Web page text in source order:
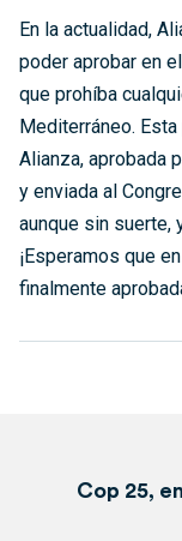
En la actualidad,
poder aprobar en
que prohíba
Mediterráneo.
Alianza, aprobada
y enviada al
aunque sin suerte,
¡Esperamos que
finalmente
Cop 25,